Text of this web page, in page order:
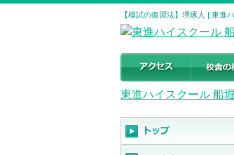
【模試の復習法】堺琢人 | 東進
東進ハイスクール 船